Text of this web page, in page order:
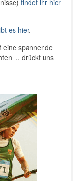
findet ihr hier
es hier.
eine spannende
... drückt uns